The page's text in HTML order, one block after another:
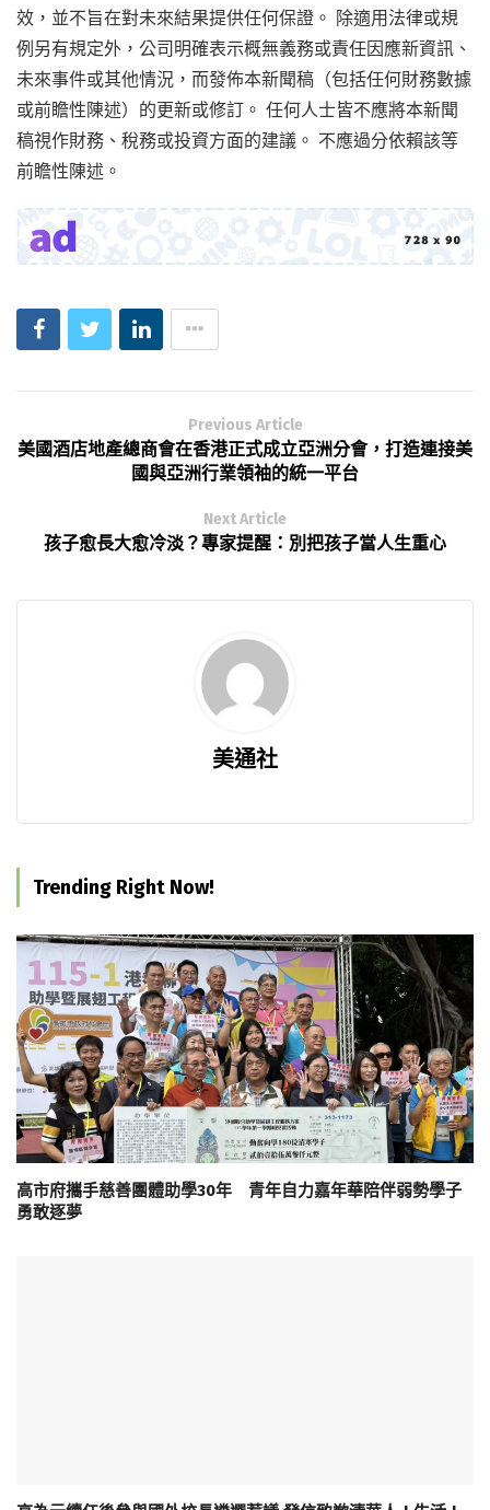
效，並不旨在對未來結果提供任何保證。 除適用法律或規
例另有規定外，公司明確表示概無義務或責任因應新資訊、
未來事件或其他情況，而發佈本新聞稿（包括任何財務數據
或前瞻性陳述）的更新或修訂。 任何人士皆不應將本新聞
稿視作財務、稅務或投資方面的建議。 不應過分依賴該等
前瞻性陳述。
Previous Article
美國酒店地產總商會在香港正式成立亞洲分會，打造連接美
國與亞洲行業領袖的統一平台
Next Article
孩子愈長大愈冷淡？專家提醒：別把孩子當人生重心
美通社
Trending Right Now!
高市府攜手慈善團體助學30年 青年自力嘉年華陪伴弱勢學子
勇敢逐夢